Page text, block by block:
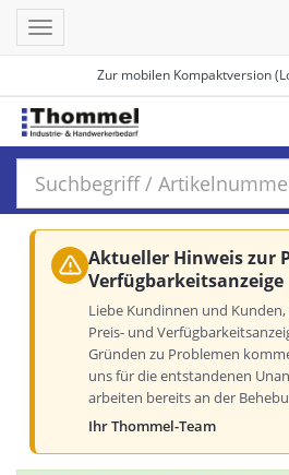
Zur mobilen Kompaktversion
Toggle
navigation
Aktueller Hinweis zur
Verfügbarkeitsanzeige
Liebe Kundinnen und
Preis- und
Gründen zu Problemen
uns für die entstandenen
arbeiten bereits an der
Ihr Thommel-Team